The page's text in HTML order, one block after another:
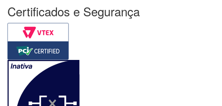
Certificados e Segurança